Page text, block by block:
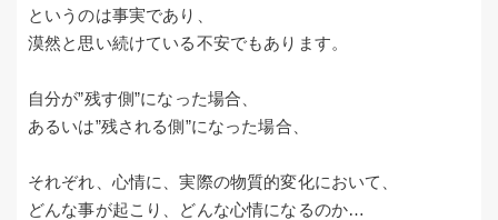
というのは事実であり、
漠然と思い続けている不安でもあります。
自分が”残す側”になった場合、
あるいは”残される側”になった場合、
それぞれ、心情に、実際の物質的変化において、
どんな事が起こり、どんな心情になるのか…